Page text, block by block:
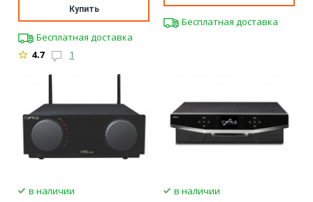
Купить
Бесплатная доставка
4.7
1
Бесплатная доставка
в наличии
в наличии